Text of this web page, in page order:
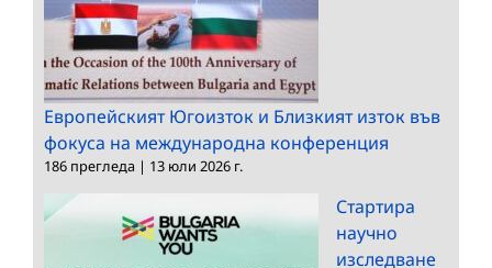
Европейският Югоизток и Близкият изток във
фокуса на международна конференция
186 прегледа | 13 юли 2026 г.
Стартира
научно
изследване